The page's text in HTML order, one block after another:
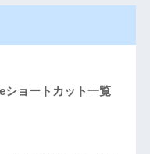
ショートカット一覧